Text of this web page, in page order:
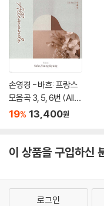
손영경 - 바흐: 프랑스
모음곡 3, 5, 6번 (Alle
mande)
19% 13,400원
이 상품을 구입하신
로그인